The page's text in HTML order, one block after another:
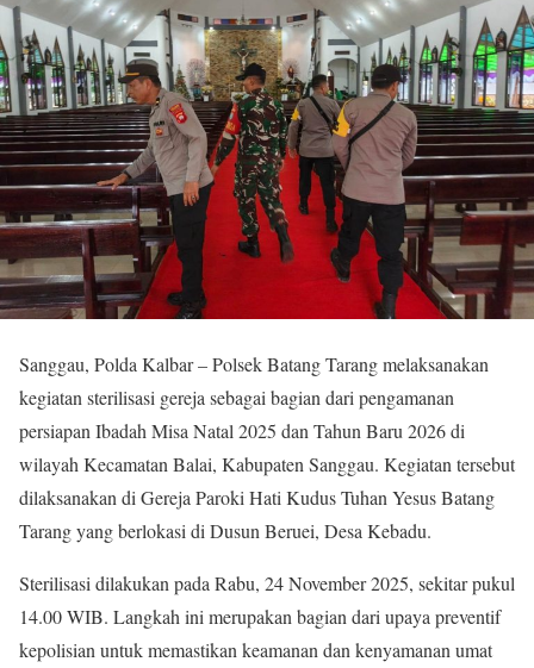
Sanggau, Polda Kalbar – Polsek Batang Tarang melaksanakan
kegiatan sterilisasi gereja sebagai bagian dari pengamanan
persiapan Ibadah Misa Natal 2025 dan Tahun Baru 2026 di
wilayah Kecamatan Balai, Kabupaten Sanggau. Kegiatan tersebut
dilaksanakan di Gereja Paroki Hati Kudus Tuhan Yesus Batang
Tarang yang berlokasi di Dusun Beruei, Desa Kebadu.
Sterilisasi dilakukan pada Rabu, 24 November 2025, sekitar pukul
14.00 WIB. Langkah ini merupakan bagian dari upaya preventif
kepolisian untuk memastikan keamanan dan kenyamanan umat